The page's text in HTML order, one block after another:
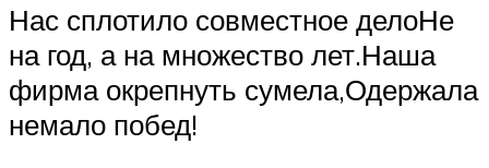
Нас сплотило совместное делоНе
на год, а на множество лет.Наша
фирма окрепнуть сумела,Одержала
немало побед!